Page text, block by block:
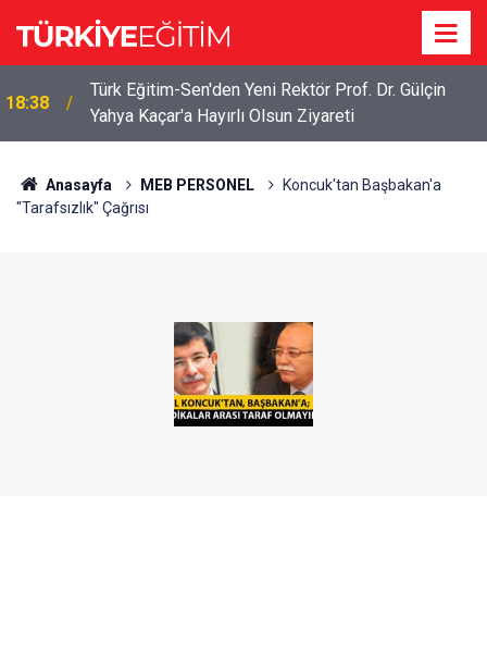
18:38
Türk Eğitim-Sen'den Yeni Rektör Prof. Dr. Gülçin
Yahya Kaçar'a Hayırlı Olsun Ziyareti
Anasayfa MEB PERSONEL
Koncuk'tan Başbakan'a
"Tarafsızlık" Çağrısı